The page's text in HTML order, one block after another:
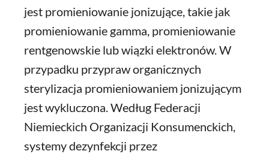
jest promieniowanie jonizujące, takie jak
promieniowanie gamma, promieniowanie
rentgenowskie lub wiązki elektronów. W
przypadku przypraw organicznych
sterylizacja promieniowaniem jonizującym
jest wykluczona. Według Federacji
Niemieckich Organizacji Konsumenckich,
systemy dezynfekcji przez